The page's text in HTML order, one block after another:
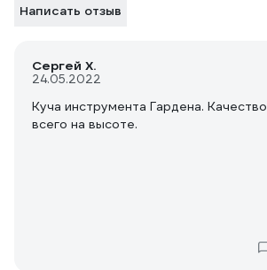
Написать отзыв
Сергей Х.
24.05.2022
Куча инструмента Гардена. Качество
всего на высоте.